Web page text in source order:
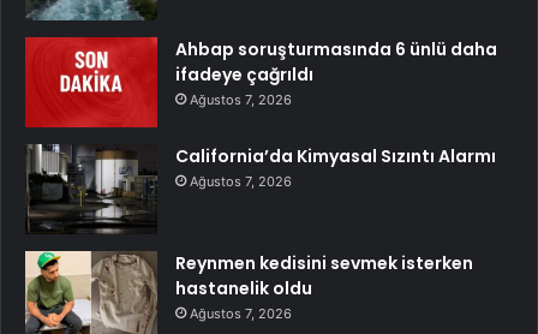
Ahbap soruşturmasında 6 ünlü daha
ifadeye çağrıldı
Ağustos 7, 2026
California’da Kimyasal Sızıntı Alarmı
Ağustos 7, 2026
Reynmen kedisini sevmek isterken
hastanelik oldu
Ağustos 7, 2026